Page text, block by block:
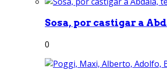
Sosa, por castigar a
0